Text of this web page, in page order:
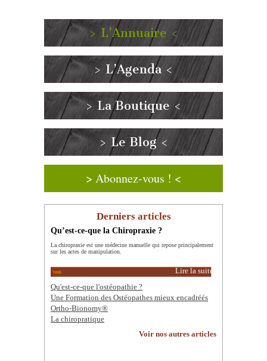
> L’Annuaire <
> L’Agenda <
> La Boutique <
> Le Blog <
> Abonnez-vous ! <
Derniers articles
Qu’est-ce-que la Chiropraxie ?
La chiropraxie est une médecine manuelle qui repose principalement
sur les actes de manipulation.
Lire la suite
Qu'est-ce-que l'ostéopathie ?
Une Formation des Ostéopathes mieux encadréés
Ortho-Bionomy®
La chiropratique
Voir nos autres articles